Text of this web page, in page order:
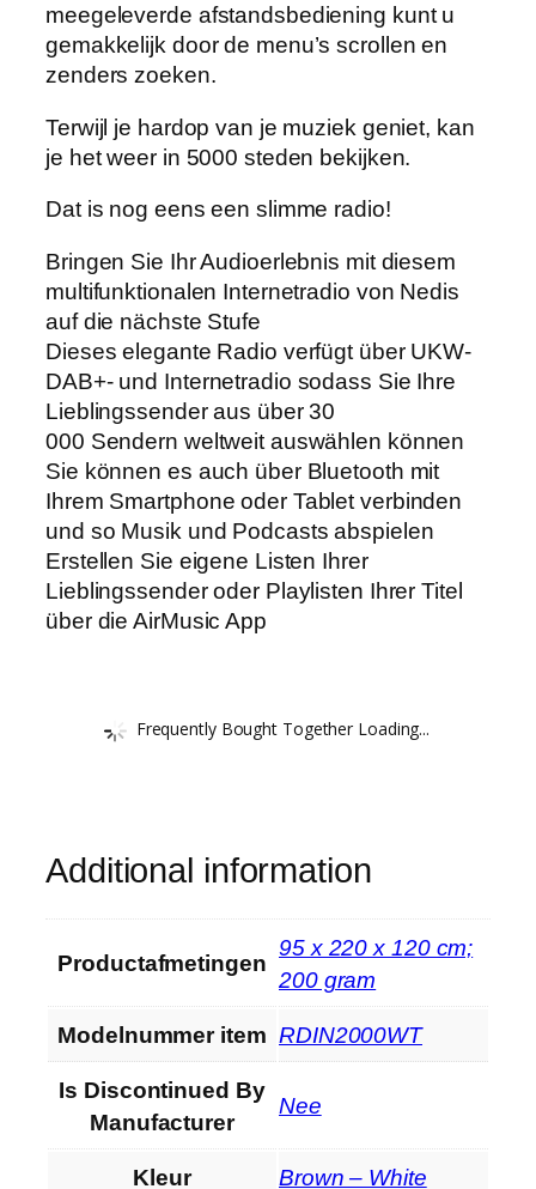
meegeleverde afstandsbediening kunt u
gemakkelijk door de menu’s scrollen en
zenders zoeken.
Terwijl je hardop van je muziek geniet, kan
je het weer in 5000 steden bekijken.
Dat is nog eens een slimme radio!
Bringen Sie Ihr Audioerlebnis mit diesem
multifunktionalen Internetradio von Nedis
auf die nächste Stufe
Dieses elegante Radio verfügt über UKW-
DAB+- und Internetradio sodass Sie Ihre
Lieblingssender aus über 30
000 Sendern weltweit auswählen können
Sie können es auch über Bluetooth mit
Ihrem Smartphone oder Tablet verbinden
und so Musik und Podcasts abspielen
Erstellen Sie eigene Listen Ihrer
Lieblingssender oder Playlisten Ihrer Titel
über die AirMusic App
Frequently Bought Together Loading...
Additional information
Productafmetingen
‎95 x 220 x 120 cm;
200 gram
Modelnummer item ‎RDIN2000WT
Is Discontinued By
Manufacturer
‎Nee
Kleur ‎Brown – White